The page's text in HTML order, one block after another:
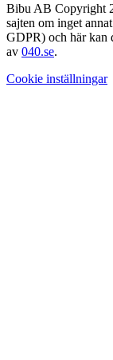
Bibu AB Copyright
sajten om inget
GDPR) och här kan
av 040.se.
Cookie inställningar